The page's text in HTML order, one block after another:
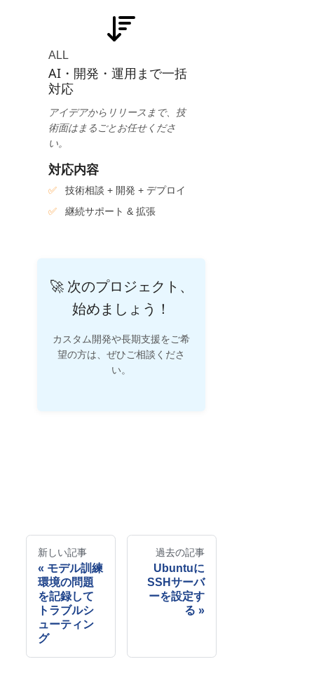
ALL
AI・開発・運用まで一括
対応
アイデアからリリースまで、技
術面はまるごとお任せくださ
い。
対応内容
技術相談 + 開発 + デプロイ
継続サポート & 拡張
🚀 次のプロジェクト、
始めましょう！
カスタム開発や長期支援をご希
望の方は、ぜひご相談くださ
い。
新しい記事
モデル訓練
環境の問題
を記録して
トラブルシ
ューティン
グ
過去の記事
Ubuntuに
SSHサーバ
ーを設定す
る